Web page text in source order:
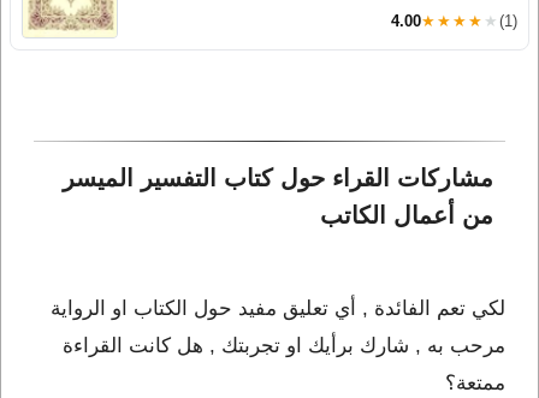
4.00★★★★★ (1)
مشاركات القراء حول كتاب التفسير الميسر
من أعمال الكاتب
لكي تعم الفائدة , أي تعليق مفيد حول الكتاب او الرواية
مرحب به , شارك برأيك او تجربتك , هل كانت القراءة
ممتعة؟